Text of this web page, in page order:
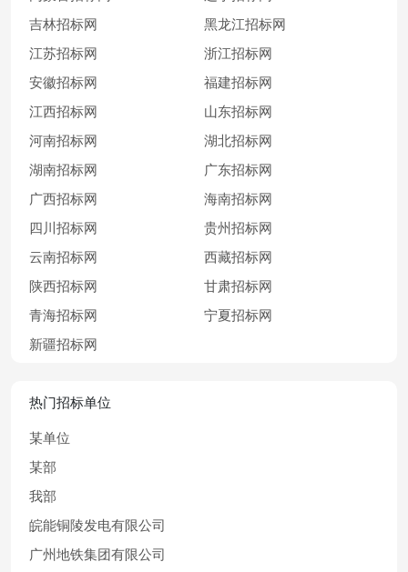
吉林招标网
黑龙江招标网
江苏招标网
浙江招标网
安徽招标网
福建招标网
江西招标网
山东招标网
河南招标网
湖北招标网
湖南招标网
广东招标网
广西招标网
海南招标网
四川招标网
贵州招标网
云南招标网
西藏招标网
陕西招标网
甘肃招标网
青海招标网
宁夏招标网
新疆招标网
热门招标单位
某单位
某部
我部
皖能铜陵发电有限公司
广州地铁集团有限公司